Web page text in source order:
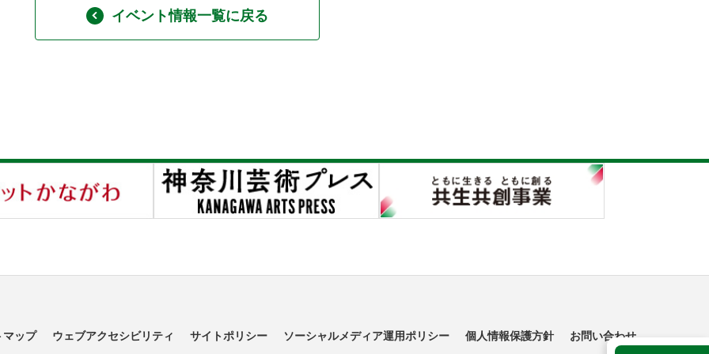
イベント情報一覧に戻る
マップ ウェブアクセシビリティ サイトポリシー ソーシャルメディア運用ポリシー 個人情報保護方針 お問い合わせ